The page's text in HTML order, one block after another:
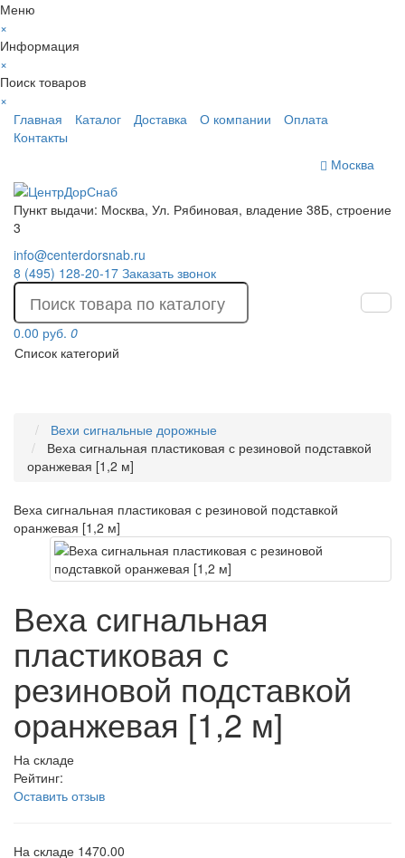
Меню
×
Информация
×
Поиск товаров
×
Главная
Каталог Доставка О компании
Оплата
Контакты
Москва
Пункт выдачи: Москва, Ул. Рябиновая, владение 38Б, строение
3
info@centerdorsnab.ru
8 (495) 128-20-17 Заказать звонок
0.00 руб. 0
Список категорий
Вехи сигнальные дорожные
Веха сигнальная пластиковая с резиновой подставкой
оранжевая [1,2 м]
Веха сигнальная пластиковая с резиновой подставкой
оранжевая [1,2 м]
Веха сигнальная
пластиковая с
резиновой подставкой
оранжевая [1,2 м]
На складе
Рейтинг:
Оставить отзыв
На складе 1470.00